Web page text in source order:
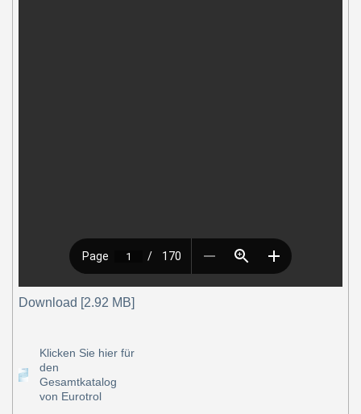
Download [2.92 MB]
Klicken Sie hier für
den
Gesamtkatalog
von Eurotrol